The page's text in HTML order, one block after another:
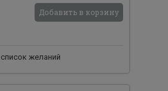
Добавить в корзину
желаний